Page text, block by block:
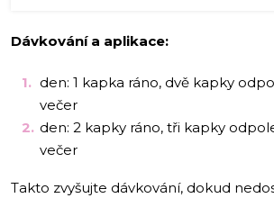
Dávkování a aplikace:
den: 1 kapka ráno, dvě kapky
večer
den: 2 kapky ráno, tři kapky
večer
Takto zvyšujte dávkování, dokud